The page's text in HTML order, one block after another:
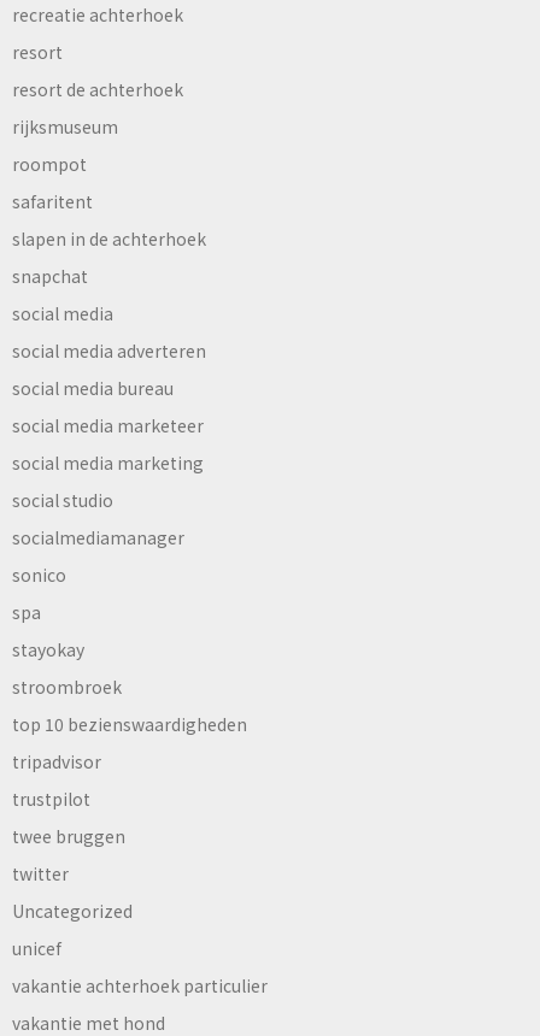
recreatie achterhoek
resort
resort de achterhoek
rijksmuseum
roompot
safaritent
slapen in de achterhoek
snapchat
social media
social media adverteren
social media bureau
social media marketeer
social media marketing
social studio
socialmediamanager
sonico
spa
stayokay
stroombroek
top 10 bezienswaardigheden
tripadvisor
trustpilot
twee bruggen
twitter
Uncategorized
unicef
vakantie achterhoek particulier
vakantie met hond